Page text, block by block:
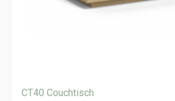
CT40 Couchtisch